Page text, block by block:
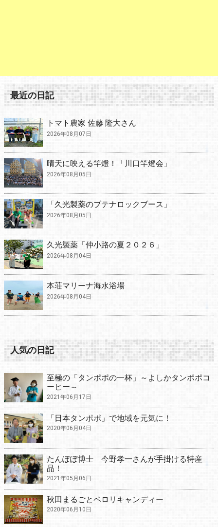
最近の日記
トマト農家 佐藤 隆大さん
2026年08月07日
晴天に映える竿燈！「川口竿燈会」
2026年08月05日
「久光製薬のブテナロックブース」
2026年08月05日
久光製薬「仲小路の夏２０２６」
2026年08月04日
本荘マリーナ海水浴場
2026年08月04日
人気の日記
至極の「タンポポの一杯」～よしかタンポポコ
ーヒー～
2021年06月17日
「日本タンポポ」で地域を元気に！
2020年06月04日
たんぽぽ博士 今野孝一さんが手掛ける特産
品！
2021年05月06日
秋田まるごとペロリキャンディー
2020年06月10日